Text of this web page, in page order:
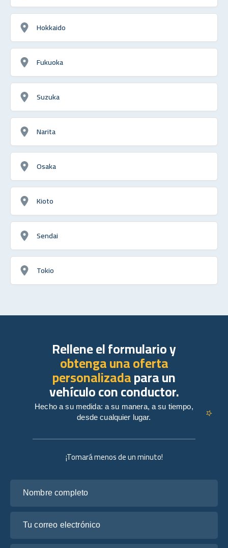
Hokkaido
Fukuoka
Suzuka
Narita
Osaka
Kioto
Sendai
Tokio
¡Tomará menos de un minuto!
Rellene el formulario y
obtenga una oferta
personalizadapara un
vehículo con conductor.
Hecho a su medida: a su manera, a su tiempo,
desde cualquier lugar.